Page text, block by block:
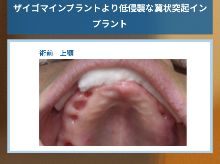
ザイゴマインプラントより低侵襲な翼状突起イン
プラント
術前 上顎